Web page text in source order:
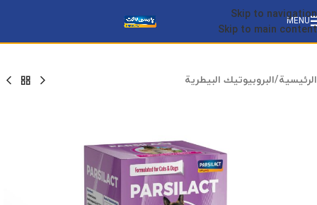
Skip to navigation
Skip to main content
MENU
الرئيسية/البروبيوتيك البيطرية